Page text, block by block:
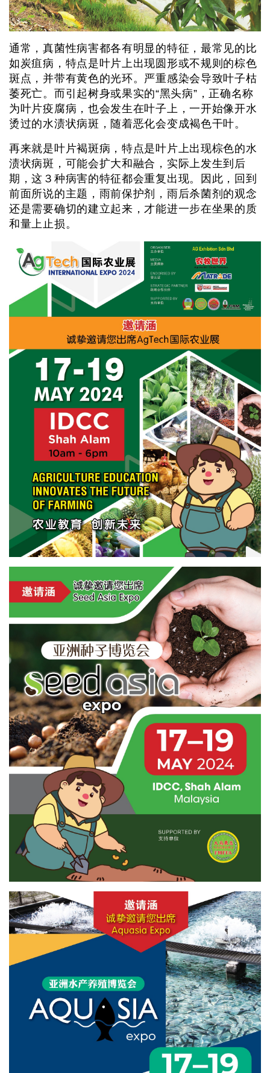
通常，真菌性病害都各有明显的特征，最常见的比
如炭疽病，特点是叶片上出现圆形或不规则的棕色
斑点，并带有黄色的光环。严重感染会导致叶子枯
萎死亡。而引起树身或果实的“黑头病”，正确名称
为叶片疫腐病，也会发生在叶子上，一开始像开水
烫过的水渍状病斑，随着恶化会变成褐色干叶。
再来就是叶片褐斑病，特点是叶片上出现棕色的水
渍状病斑，可能会扩大和融合，实际上发生到后
期，这３种病害的特征都会重复出现。因此，回到
前面所说的主题，雨前保护剂，雨后杀菌剂的观念
还是需要确切的建立起来，才能进一步在坐果的质
和量上止损。